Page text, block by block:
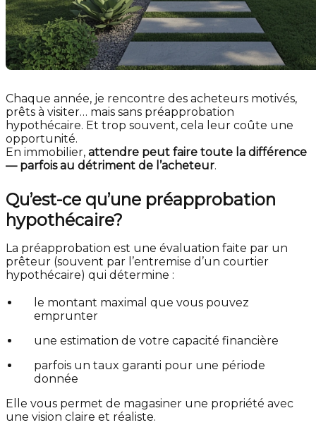
Chaque année, je rencontre des acheteurs motivés,
prêts à visiter… mais sans préapprobation
hypothécaire. Et trop souvent, cela leur coûte une
opportunité.
En immobilier, attendre peut faire toute la différence
— parfois au détriment de l’acheteur.
Qu’est-ce qu’une préapprobation
hypothécaire?
La préapprobation est une évaluation faite par un
prêteur (souvent par l’entremise d’un courtier
hypothécaire) qui détermine :
le montant maximal que vous pouvez
emprunter
une estimation de votre capacité financière
parfois un taux garanti pour une période
donnée
Elle vous permet de magasiner une propriété avec
une vision claire et réaliste.